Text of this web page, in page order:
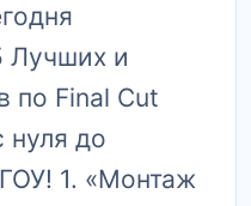
Лучших и
по Final Cut
нуля до
1. «‎Монтаж